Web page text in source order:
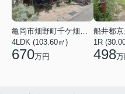
4LDK (103.60㎡)
670万円
1R
498万